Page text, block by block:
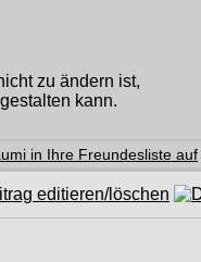
zu ändern ist,
kann.